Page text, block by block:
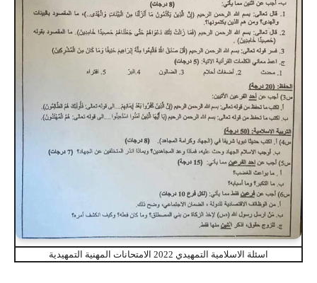
اسئلة الاسلامية التمهيدي 2022 الامتحانات المهنية التمهيدية